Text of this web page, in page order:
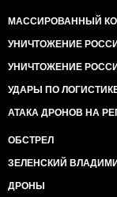
МАССИРОВАННЫЙ
УНИЧТОЖЕНИЕ
УНИЧТОЖЕНИЕ
УДАРЫ ПО
АТАКА ДРОНОВ НА
ОБСТРЕЛ
ЗЕЛЕНСКИЙ
ДРОНЫ